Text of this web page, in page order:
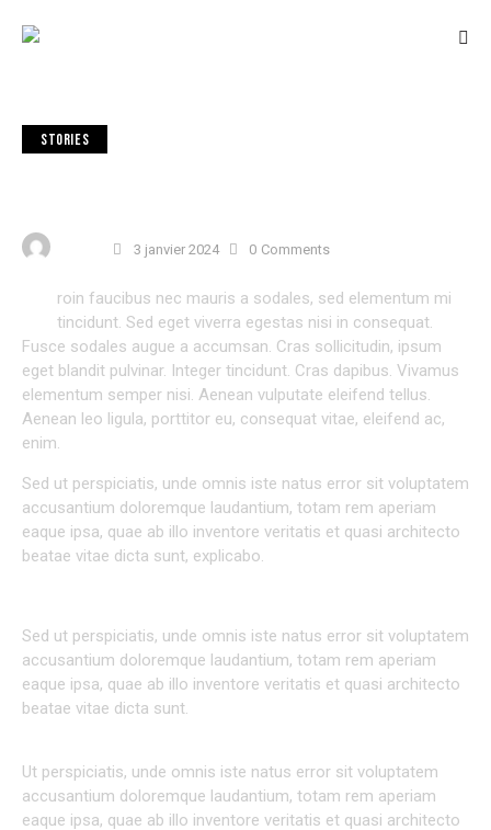
STORIES
3 janvier 2024 0 Comments
roin faucibus nec mauris a sodales, sed elementum mi
tincidunt. Sed eget viverra egestas nisi in consequat.
Fusce sodales augue a accumsan. Cras sollicitudin, ipsum
eget blandit pulvinar. Integer tincidunt. Cras dapibus. Vivamus
elementum semper nisi. Aenean vulputate eleifend tellus.
Aenean leo ligula, porttitor eu, consequat vitae, eleifend ac,
enim.
Sed ut perspiciatis, unde omnis iste natus error sit voluptatem
accusantium doloremque laudantium, totam rem aperiam
eaque ipsa, quae ab illo inventore veritatis et quasi architecto
beatae vitae dicta sunt, explicabo.
Sed ut perspiciatis, unde omnis iste natus error sit voluptatem
accusantium doloremque laudantium, totam rem aperiam
eaque ipsa, quae ab illo inventore veritatis et quasi architecto
beatae vitae dicta sunt.
Ut perspiciatis, unde omnis iste natus error sit voluptatem
accusantium doloremque laudantium, totam rem aperiam
eaque ipsa, quae ab illo inventore veritatis et quasi architecto